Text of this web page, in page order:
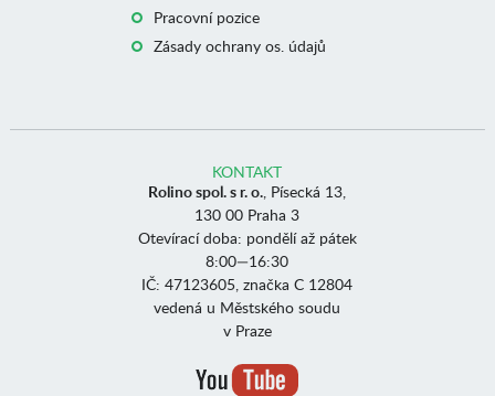
Pracovní pozice
Zásady ochrany os. údajů
KONTAKT
Rolino spol. s r. o., Písecká 13,
130 00 Praha 3
Otevírací doba: pondělí až pátek
8:00—16:30
IČ: 47123605, značka C 12804
vedená u Městského soudu
v Praze